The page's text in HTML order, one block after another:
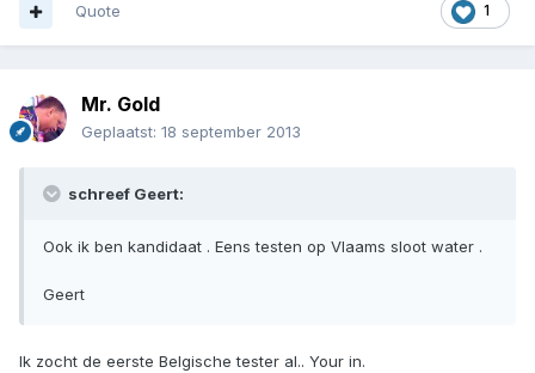
1
Quote
Mr. Gold
Geplaatst: 18 september 2013
schreef Geert:
Ook ik ben kandidaat . Eens testen op Vlaams sloot water .
Geert
Ik zocht de eerste Belgische tester al.. Your in.